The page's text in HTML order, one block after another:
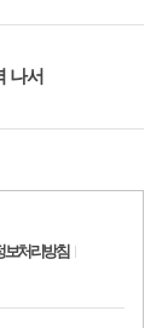
나서
보처리방침